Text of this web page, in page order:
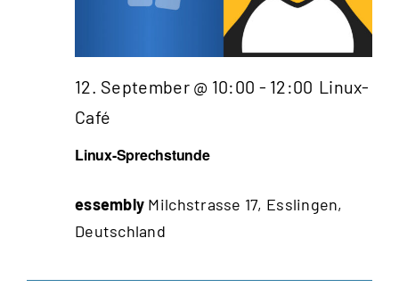
Linux-Sprechstunde
12. September @ 10:00 - 12:00 Linux-
Café
essembly Milchstrasse 17, Esslingen,
Deutschland